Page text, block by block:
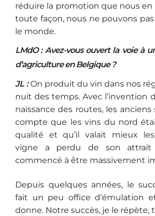
réduire la promotion que nous en
toute façon, nous ne pouvons
le monde.
LMdO : Avez-vous ouvert la voie à
d’agriculture en Belgique ?
JL :On produit du vin dans nos
nuit des temps. Avec l’invention
naissance des routes, les
compte que les vins du nord
qualité et qu’il valait mieux
vigne a perdu de son
commencé à être massivement
Depuis quelques années, le
fait un peu office d’émulation
donne. Notre succès, je le répète,